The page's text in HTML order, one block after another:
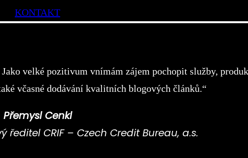
KONTAKT
velké pozitivum vnímám zájem pochopit služby,
včasné dodávání kvalitních blogových článků.“
Přemysl Cenkl
CRIF – Czech Credit Bureau, a.s.